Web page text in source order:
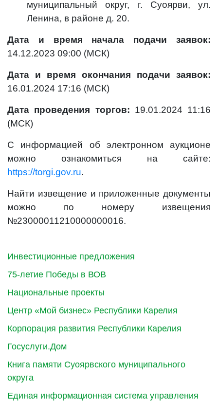
Инвестиционные предложения
75-летие Победы в ВОВ
Национальные проекты
Центр «Мой бизнес» Республики Карелия
Корпорация развития Республики Карелия
Госуслуги.Дом
Книга памяти Суоярвского муниципального
округа
Единая информационная система управления
муниципальный округ, г. Суоярви, ул.
Ленина, в районе д. 20.
Дата и время начала подачи заявок:
14.12.2023 09:00 (МСК)
Дата и время окончания подачи заявок:
16.01.2024 17:16 (МСК)
Дата проведения торгов: 19.01.2024 11:16
(МСК)
С информацией об электронном аукционе
можно ознакомиться на сайте:
https://torgi.gov.ru.
Найти извещение и приложенные документы
можно по номеру извещения
№23000011210000000016.